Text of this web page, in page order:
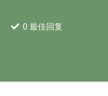
0最佳回复